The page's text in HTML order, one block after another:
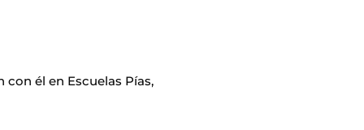
él en Escuelas Pías,